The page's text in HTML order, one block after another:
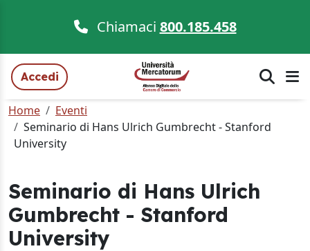
Chiamaci 800.185.458
Accedi
Home
Eventi
Seminario di Hans Ulrich Gumbrecht - Stanford
University
Seminario di Hans Ulrich
Gumbrecht - Stanford
University